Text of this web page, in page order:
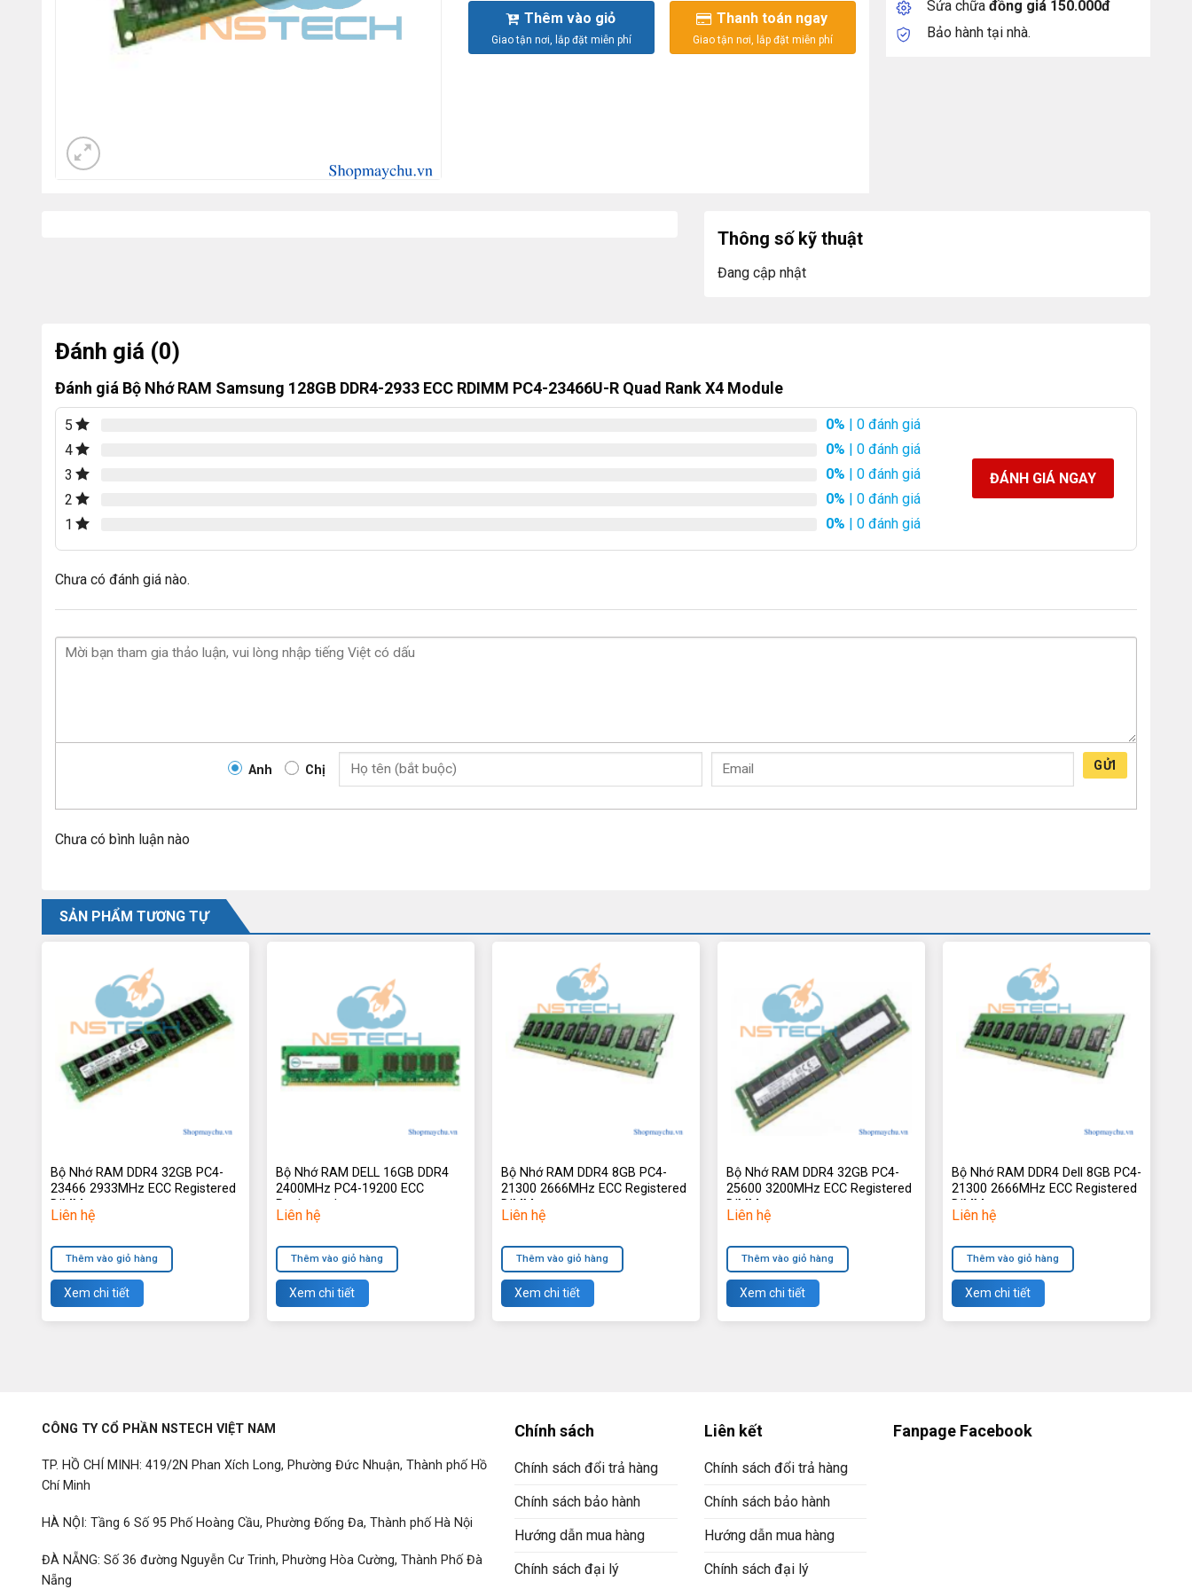
Thêm vào giỏ Thanh toán ngay
Sửa chữađồng giá 150.000đ
Bảo hành tại nhà.
Thông số kỹ thuật
Đang cập nhật
Đánh giá (0)
Đánh giá Bộ Nhớ RAM Samsung 128GB DDR4-2933 ECC RDIMM PC4-23466U-R Quad Rank X4 Module
5 0% | 0 đánh giá
4
0% | 0 đánh giá
3
0% | 0 đánh giá
2
0% | 0 đánh giá
1
0% | 0 đánh giá
ĐÁNH GIÁ NGAY
Chưa có đánh giá nào.
Anh Chị GỬI
Chưa có bình luận nào
SẢN PHẨM TƯƠNG TỰ
Bộ Nhớ RAM DDR4 32GB PC4-
23466 2933MHz ECC Registered
DIMMs
Liên hệ
Thêm vào giỏ hàng
Xem chi tiết
Bộ Nhớ RAM DELL 16GB DDR4
2400MHz PC4-19200 ECC
Registered
Liên hệ
Thêm vào giỏ hàng
Xem chi tiết
Bộ Nhớ RAM DDR4 8GB PC4-
21300 2666MHz ECC Registered
DIMMs
Liên hệ
Thêm vào giỏ hàng
Xem chi tiết
Bộ Nhớ RAM DDR4 32GB PC4-
25600 3200MHz ECC Registered
DIMMs
Liên hệ
Thêm vào giỏ hàng
Xem chi tiết
Bộ Nhớ RAM DDR4 Dell 8GB PC4-
21300 2666MHz ECC Registered
DIMMs
Liên hệ
Thêm vào giỏ hàng
Xem chi tiết
CÔNG TY CỔ PHẦN NSTECH VIỆT NAM
TP. HỒ CHÍ MINH: 419/2N Phan Xích Long, Phường Đức Nhuận, Thành phố Hồ
Chí Minh
HÀ NỘI: Tầng 6 Số 95 Phố Hoàng Cầu, Phường Đống Đa, Thành phố Hà Nội
ĐÀ NẴNG: Số 36 đường Nguyễn Cư Trinh, Phường Hòa Cường, Thành Phố Đà
Nẵng
Chính sách
Chính sách đổi trả hàng
Chính sách bảo hành
Hướng dẫn mua hàng
Chính sách đại lý
Liên kết
Chính sách đổi trả hàng
Chính sách bảo hành
Hướng dẫn mua hàng
Chính sách đại lý
Fanpage Facebook